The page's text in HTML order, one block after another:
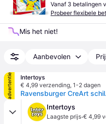
Vanaf 3 betalingen
Probeer flexibele
Mis het niet!
Aanbevolen
advertentie
Intertoys
€ 4,99 verzending, 1-2 dagen
Intertoys
Laagste prijs·€ 4,99